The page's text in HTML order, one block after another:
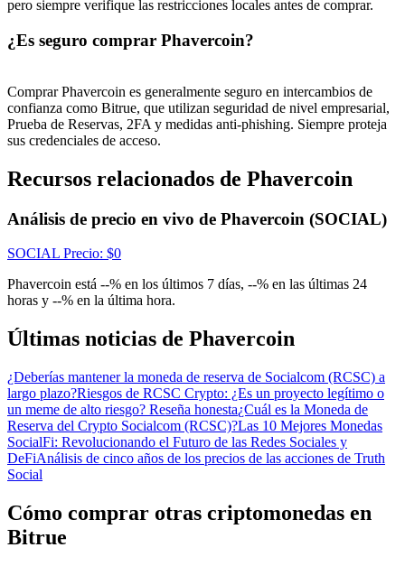
Acceso
pero siempre verifique las restricciones locales antes de comprar.
¿Es seguro comprar Phavercoin?
Comprar Phavercoin es generalmente seguro en intercambios de
confianza como Bitrue, que utilizan seguridad de nivel empresarial,
Prueba de Reservas, 2FA y medidas anti-phishing. Siempre proteja
sus credenciales de acceso.
Recursos relacionados de Phavercoin
Análisis de precio en vivo de Phavercoin (SOCIAL)
SOCIAL Precio: $0
Phavercoin está --% en los últimos 7 días, --% en las últimas 24
horas y --% en la última hora.
Últimas noticias de Phavercoin
¿Deberías mantener la moneda de reserva de Socialcom (RCSC) a
largo plazo?Riesgos de RCSC Crypto: ¿Es un proyecto legítimo o
un meme de alto riesgo? Reseña honesta¿Cuál es la Moneda de
Reserva del Crypto Socialcom (RCSC)?Las 10 Mejores Monedas
SocialFi: Revolucionando el Futuro de las Redes Sociales y
DeFiAnálisis de cinco años de los precios de las acciones de Truth
Social
Cómo comprar otras criptomonedas en
Bitrue